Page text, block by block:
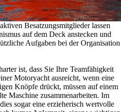
Besatzungsmitglieder lassen
auf dem Deck anstecken und
Aufgaben bei der Organisation
ist, dass Sie Ihre Teamfähigkeit
Motoryacht ausreicht, wenn eine
Knöpfe drückt, müssen auf einem
Maschine zusammenarbeiten. Im
sogar eine erzieherisch wertvolle